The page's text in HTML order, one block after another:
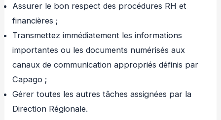
Assurer le bon respect des procédures RH et
financières ;
Transmettez immédiatement les informations
importantes ou les documents numérisés aux
canaux de communication appropriés définis par
Capago ;
Gérer toutes les autres tâches assignées par la
Direction Régionale.